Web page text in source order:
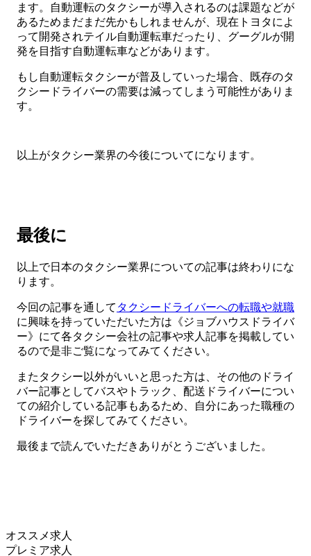
ます。自動運転のタクシーが導入されるのは課題などが
あるためまだまだ先かもしれませんが、現在トヨタによ
って開発されテイル自動運転車だったり、グーグルが開
発を目指す自動運転車などがあります。
もし自動運転タクシーが普及していった場合、既存のタ
クシードライバーの需要は減ってしまう可能性がありま
す。
以上がタクシー業界の今後についてになります。
最後に
以上で日本のタクシー業界についての記事は終わりにな
ります。
今回の記事を通して タクシードライバーへの転職や就職
に興味を持っていただいた方は《ジョブハウスドライバ
ー》にて各タクシー会社の記事や求人記事を掲載してい
るので是非ご覧になってみてください。
またタクシー以外がいいと思った方は、その他のドライ
バー記事としてバスやトラック、配送ドライバーについ
ての紹介している記事もあるため、自分にあった職種の
ドライバーを探してみてください。
最後まで読んでいただきありがとうございました。
オススメ求人
プレミア求人